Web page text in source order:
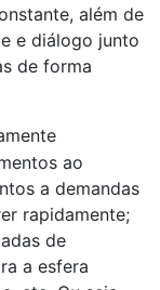
além de
e diálogo junto
de forma
ao
a demandas
rapidamente;
de
a esfera